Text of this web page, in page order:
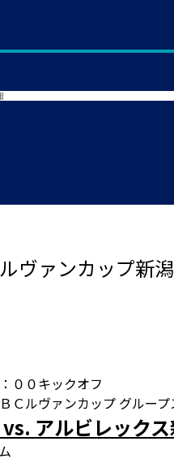
ヴァンカップ新
００キックオフ
Ｃルヴァンカップ グルー
アルビレック